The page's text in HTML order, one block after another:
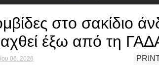
στο σακίδιο
έξω από τη
06, 2026